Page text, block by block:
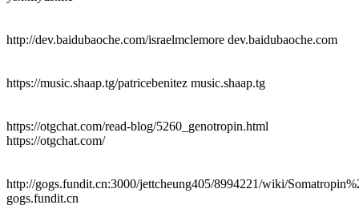
http://dev.baidubaoche.com/israelmclemore dev.baidubaoche.com
https://music.shaap.tg/patricebenitez music.shaap.tg
https://otgchat.com/read-blog/5260_genotropin.html
https://otgchat.com/
http://gogs.fundit.cn:3000/jettcheung405/8994221/wiki/
gogs.fundit.cn